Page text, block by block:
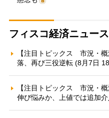
フィスコ経済ニュース
【注目トピックス 市況・
落、再び三役逆転 (8月7日
【注目トピックス 市況・
伸び悩みか、上値では追加